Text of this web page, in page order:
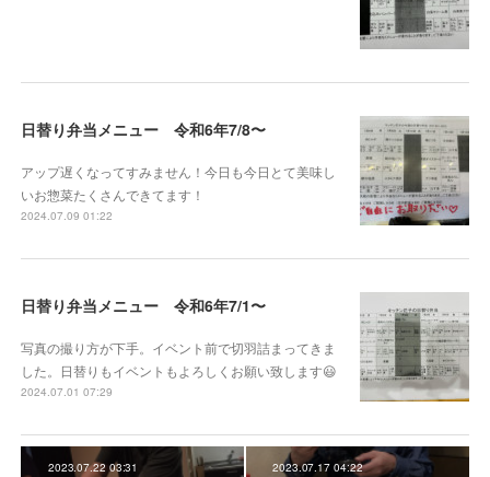
日替り弁当メニュー 令和6年7/8〜
アップ遅くなってすみません！今日も今日とて美味し
いお惣菜たくさんできてます！
2024.07.09 01:22
日替り弁当メニュー 令和6年7/1〜
写真の撮り方が下手。イベント前で切羽詰まってきま
した。日替りもイベントもよろしくお願い致します😃
2024.07.01 07:29
2023.07.22 03:31 2023.07.17 04:22